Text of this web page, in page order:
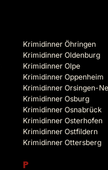
Krimidinner Öhringen
Krimidinner Oldenburg
Krimidinner Olpe
Krimidinner Oppenheim
Krimidinner Orsingen-
Krimidinner Osburg
Krimidinner Osnabrück
Krimidinner Osterhofen
Krimidinner Ostfildern
Krimidinner Ottersberg
P